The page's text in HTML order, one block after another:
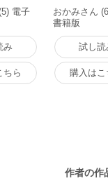
電子
み
ちら
おかみさん
書籍版
試し読
購入はこ
作者の作